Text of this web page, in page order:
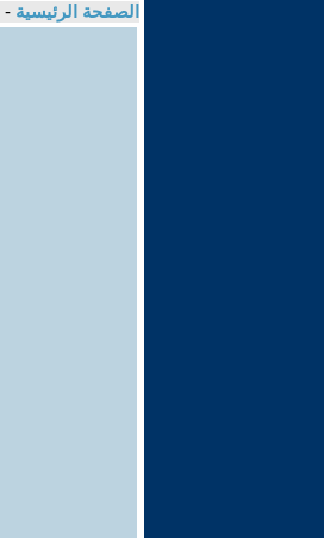
الصفحة الرئيسية -